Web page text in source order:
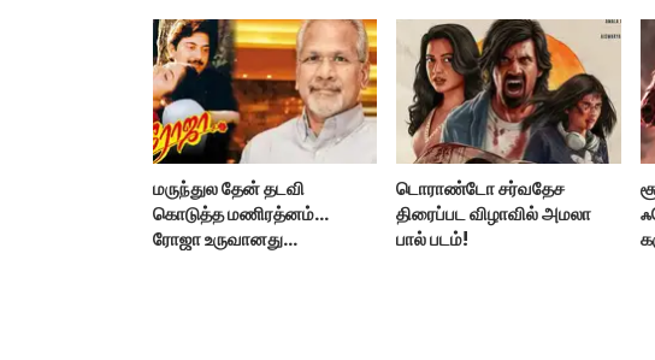
மேன் பிராண்ட் நியூ டே?
மருந்துல தேன் தடவி
கொடுத்த மணிரத்னம்...
ரோஜா உருவானது
டொராண்டோ சர்வதேச
திரைப்பட விழாவில் அமலா
பால் படம்!